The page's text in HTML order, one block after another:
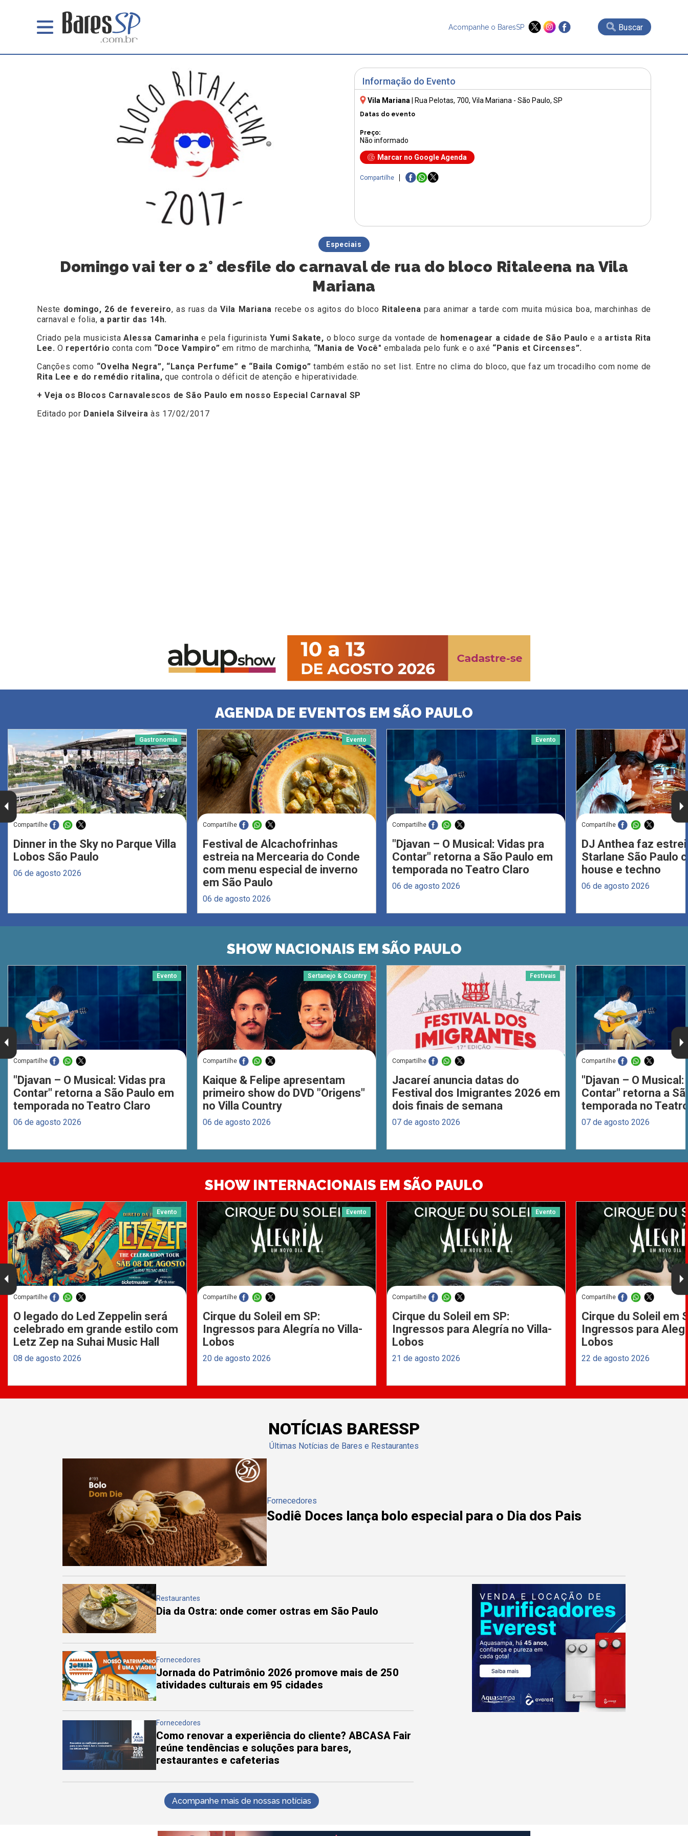
Acompanhe o BaresSP Buscar
Informação do Evento
Vila Mariana Rua Pelotas, 700, Vila Mariana - São Paulo, SP
Datas do evento
Preço:
Não informado
Marcar no Google Agenda
Compartilhe
Especiais
Domingo vai ter o 2° desfile do carnaval de rua do bloco Ritaleena na Vila
Mariana
Neste domingo, 26 de fevereiro, as ruas da Vila Mariana recebe os agitos do bloco Ritaleenapara animar a tarde com muita música boa, marchinhas de
carnaval e folia, a partir das 14h.
Criado pela musicistaAlessa Camarinhae pela figurinistaYumi Sakate, o bloco surge da vontade de homenagear a cidade de São Pauloe a artista Rita
Lee. O repertório conta com “Doce Vampiro” em ritmo de marchinha, “Mania de Você"embalada pelo funk e o axé “Panis et Circenses”.
Canções como “Ovelha Negra”, “Lança Perfume” e “Baila Comigo”também estão no set list. Entre no clima do bloco, que faz um trocadilho com nome de
Rita Lee e do remédio ritalina, que controla o déficit de atenção e hiperatividade.
+ Veja os Blocos Carnavalescos de São Paulo em nosso Especial Carnaval SP
Editado por Daniela Silveira às 17/02/2017
AGENDA DE EVENTOS EM SÃO PAULO
Gastronomia
Compartilhe
Dinner in the Sky no Parque Villa
Lobos São Paulo
06 de agosto 2026
Evento
Compartilhe
Festival de Alcachofrinhas
estreia na Mercearia do Conde
com menu especial de inverno
em São Paulo
06 de agosto 2026
Evento
Compartilhe
"Djavan – O Musical: Vidas pra
Contar" retorna a São Paulo em
temporada no Teatro Claro
06 de agosto 2026
Compartilhe
DJ Anthea faz
Starlane São Paulo
house e techno
06 de agosto 2026
SHOW NACIONAIS EM SÃO PAULO
Evento
Compartilhe
"Djavan – O Musical: Vidas pra
Contar" retorna a São Paulo em
temporada no Teatro Claro
06 de agosto 2026
Sertanejo & Country
Compartilhe
Kaique & Felipe apresentam
primeiro show do DVD "Origens"
no Villa Country
06 de agosto 2026
Festivais
Compartilhe
Jacareí anuncia datas do
Festival dos Imigrantes 2026 em
dois finais de semana
07 de agosto 2026
Compartilhe
"Djavan – O Musical:
Contar" retorna a
temporada no
07 de agosto 2026
SHOW INTERNACIONAIS EM SÃO PAULO
Evento
Compartilhe
O legado do Led Zeppelin será
celebrado em grande estilo com
Letz Zep na Suhai Music Hall
08 de agosto 2026
Evento
Compartilhe
Cirque du Soleil em SP:
Ingressos para Alegría no Villa-
Lobos
20 de agosto 2026
Evento
Compartilhe
Cirque du Soleil em SP:
Ingressos para Alegría no Villa-
Lobos
21 de agosto 2026
Compartilhe
Cirque du Soleil em
Ingressos para
Lobos
22 de agosto 2026
NOTÍCIAS BARESSP
Últimas Notícias de Bares e Restaurantes
Fornecedores
Sodiê Doces lança bolo especial para o Dia dos Pais
Restaurantes
Dia da Ostra: onde comer ostras em São Paulo
Fornecedores
Jornada do Patrimônio 2026 promove mais de 250
atividades culturais em 95 cidades
Fornecedores
Como renovar a experiência do cliente? ABCASA Fair
reúne tendências e soluções para bares,
restaurantes e cafeterias
Acompanhe mais de nossas notícias